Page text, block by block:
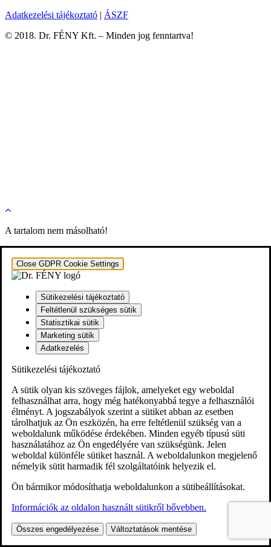
Adatkezelési tájékoztató | ÁSZF
© 2018. Dr. FÉNY Kft. – Minden jog fenntartva!
A tartalom nem másolható!
Close GDPR Cookie Settings
Sütikezelési tájékoztató
Feltétlenül szükséges sütik
Statisztikai sütik
Marketing sütik
Adatkezelés
Sütikezelési tájékoztató
A sütik olyan kis szöveges fájlok, amelyeket egy weboldal
felhasználhat arra, hogy még hatékonyabbá tegye a felhasználói
élményt. A jogszabályok szerint a sütiket abban az esetben
tárolhatjuk az Ön eszközén, ha erre feltétlenül szükség van a
weboldalunk működése érdekében. Minden egyéb típusú süti
használatához az Ön engedélyére van szükségünk. Jelen
weboldal különféle sütiket használ. A weboldalunkon megjelenő
némelyik sütit harmadik fél szolgáltatóink helyezik el.
Ön bármikor módosíthatja weboldalunkon a sütibeállításokat.
Információk az oldalon használt sütikről bővebben.
Összes engedélyezése Változtatások mentése